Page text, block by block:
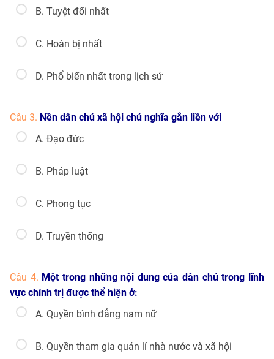
B. Tuyệt đối nhất
C. Hoàn bị nhất
D. Phổ biến nhất trong lịch sử
Câu 3. Nền dân chủ xã hội chủ nghĩa gắn liền với
A. Đạo đức
B. Pháp luật
C. Phong tục
D. Truyền thống
Câu 4. Một trong những nội dung của dân chủ trong lĩnh
vực chính trị được thể hiện ở:
A. Quyền bình đẳng nam nữ
B. Quyền tham gia quản lí nhà nước và xã hội